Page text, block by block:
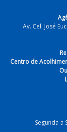
Av. Cel. José
Centro de
Segunda a